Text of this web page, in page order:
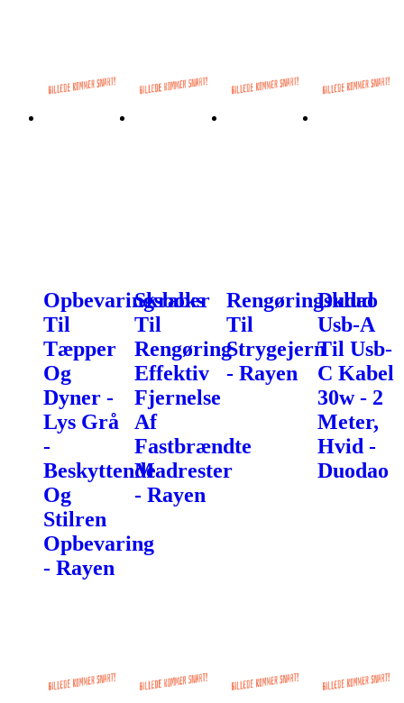
Opbevaringsboks
Til
Tæpper
Og
Dyner -
Lys Grå
-
Beskyttende
Og
Stilren
Opbevaring
- Rayen
Skraber
Til
Rengøring
Effektiv
Fjernelse
Af
Fastbrændte
Madrester
- Rayen
Rengøringsklud
Til
Strygejern
- Rayen
Dudao
Usb-A
Til Usb-
C Kabel
30w - 2
Meter,
Hvid -
Duodao